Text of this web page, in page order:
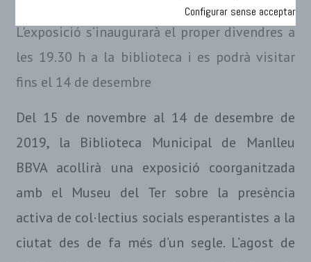
L'exposició s’inaugurarà el proper divendres a
les 19.30 h a la biblioteca i es podrà visitar
fins el 14 de desembre
Del 15 de novembre al 14 de desembre de
2019, la Biblioteca Municipal de Manlleu
BBVA acollirà una exposició coorganitzada
amb el Museu del Ter sobre la presència
activa de col·lectius socials esperantistes a la
ciutat des de fa més d’un segle. L’agost de
Configurar sense acceptar